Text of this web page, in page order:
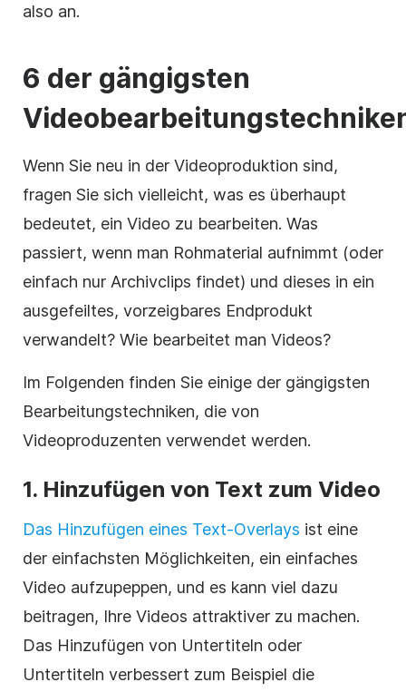
also an.
6 der gängigsten
Wenn Sie neu in der Videoproduktion sind,
fragen Sie sich vielleicht, was es überhaupt
bedeutet, ein Video zu bearbeiten. Was
passiert, wenn man Rohmaterial aufnimmt (oder
einfach nur Archivclips findet) und dieses in ein
ausgefeiltes, vorzeigbares Endprodukt
verwandelt? Wie bearbeitet man Videos?
Im Folgenden finden Sie einige der gängigsten
Bearbeitungstechniken, die von
Videoproduzenten verwendet werden.
1. Hinzufügen von Text zum Video
Das Hinzufügen eines Text-Overlays ist eine
der einfachsten Möglichkeiten, ein einfaches
Video aufzupeppen, und es kann viel dazu
beitragen, Ihre Videos attraktiver zu machen.
Das Hinzufügen von Untertiteln oder
Untertiteln verbessert zum Beispiel die